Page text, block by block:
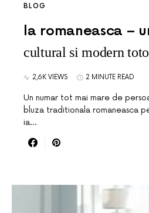
BLOG
Ia romaneasca –
cultural si modern
2,6K VIEWS 2 MINUTE READ
Un numar tot mai mare de
bluza traditionala romaneasca
ia…